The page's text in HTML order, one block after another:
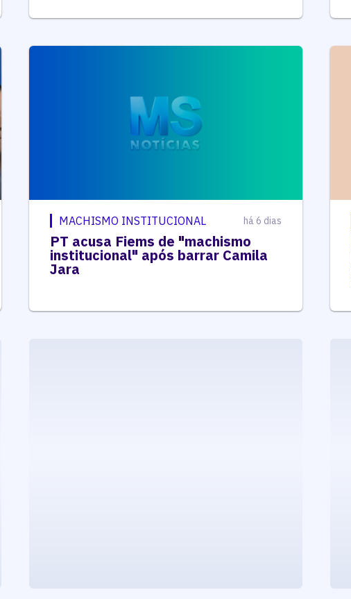
MACHISMO INSTITUCIONAL há 6 dias
PT acusa Fiems de "machismo
institucional" após barrar Camila
Jara